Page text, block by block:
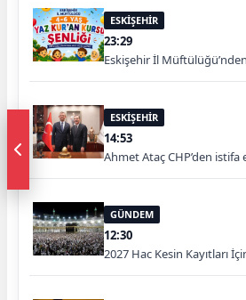
ESKİŞEHİR
23:29
Eskişehir İl
ESKİŞEHİR
14:53
Ahmet Ataç CHP’den istifa
GÜNDEM
12:30
2027 Hac Kesin Kayıtları